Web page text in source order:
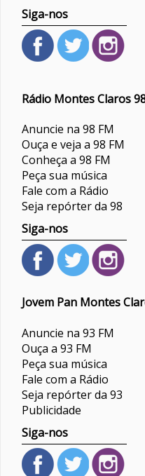
Siga-nos
Rádio Montes Claros
Anuncie na 98 FM
Ouça e veja a 98 FM
Conheça a 98 FM
Peça sua música
Fale com a Rádio
Seja repórter da 98
Siga-nos
Jovem Pan Montes
Anuncie na 93 FM
Ouça a 93 FM
Peça sua música
Fale com a Rádio
Seja repórter da 93
Publicidade
Siga-nos